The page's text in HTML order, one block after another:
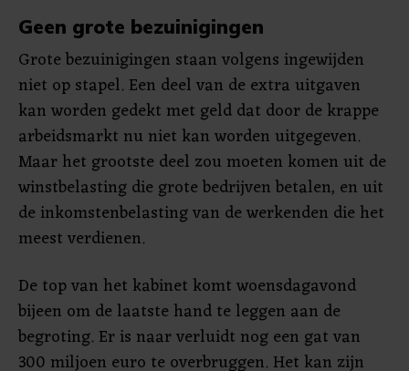
Geen grote bezuinigingen
Grote bezuinigingen staan volgens ingewijden
niet op stapel. Een deel van de extra uitgaven
kan worden gedekt met geld dat door de krappe
arbeidsmarkt nu niet kan worden uitgegeven.
Maar het grootste deel zou moeten komen uit de
winstbelasting die grote bedrijven betalen, en uit
de inkomstenbelasting van de werkenden die het
meest verdienen.
De top van het kabinet komt woensdagavond
bijeen om de laatste hand te leggen aan de
begroting. Er is naar verluidt nog een gat van
300 miljoen euro te overbruggen. Het kan zijn